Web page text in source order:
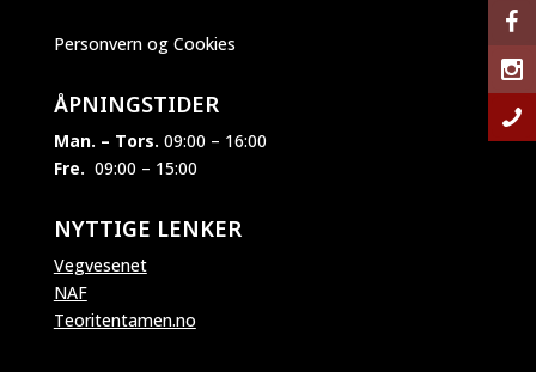
Personvern og Cookies
ÅPNINGSTIDER
Man. – Tors. 09:00 – 16:00
Fre. 09:00 – 15:00
NYTTIGE LENKER
Vegvesenet
NAF
Teoritentamen.no